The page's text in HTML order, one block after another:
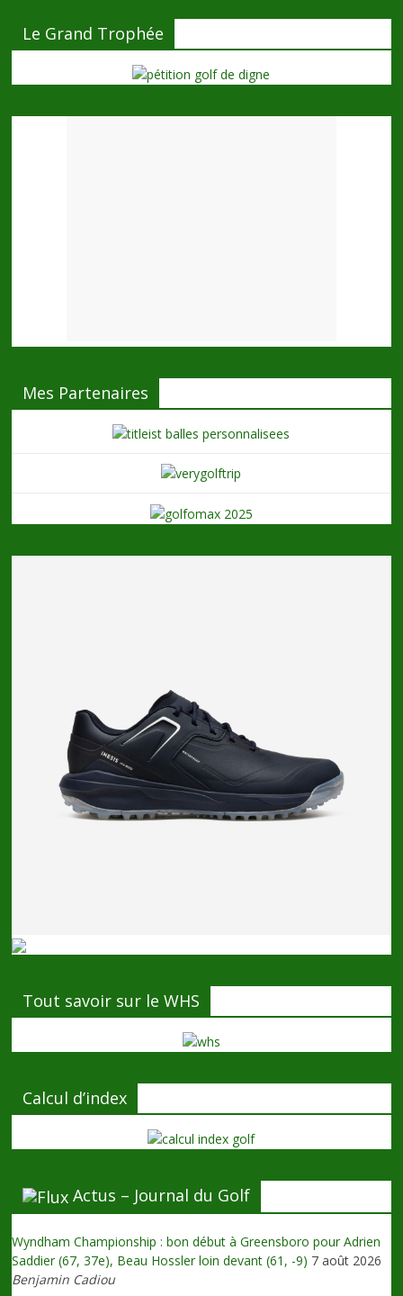
Le Grand Trophée
Mes Partenaires
Tout savoir sur le WHS
Calcul d’index
Actus – Journal du Golf
Wyndham Championship : bon début à Greensboro pour Adrien
Saddier (67, 37e), Beau Hossler loin devant (61, -9) 7 août 2026
Benjamin Cadiou